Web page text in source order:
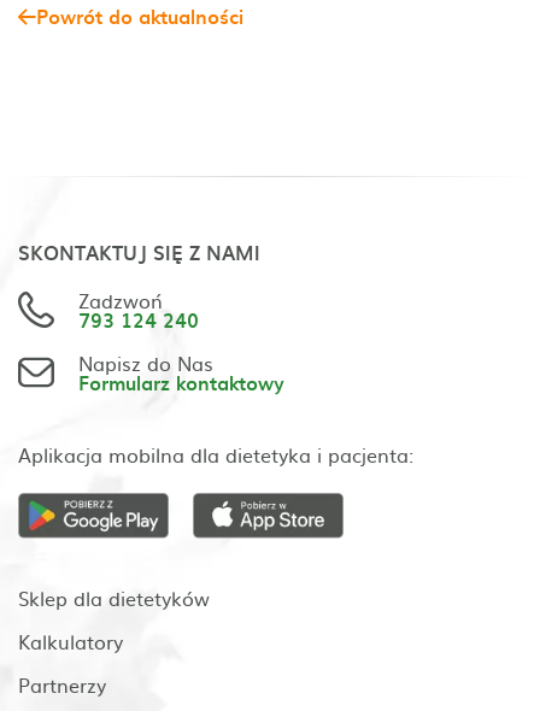
Powrót do aktualności
SKONTAKTUJ SIĘ Z NAMI
Zadzwoń
793 124 240
Napisz do Nas
Formularz kontaktowy
Aplikacja mobilna dla dietetyka i pacjenta:
Sklep dla dietetyków
Kalkulatory
Partnerzy